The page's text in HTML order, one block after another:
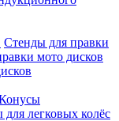
Стенды для правки
мото дисков
легковых колёс